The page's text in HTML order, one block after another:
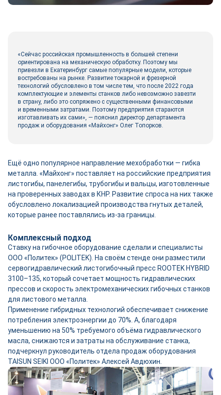
«Сейчас российская промышленность в большей степени
ориентирована на механическую обработку. Поэтому мы
привезли в Екатеринбург самые популярные модели, которые
востребованы на рынке. Развитие токарной и фрезерной
технологий обусловлено в том числе тем, что после 2022 года
комплектующие и элементы станков либо невозможно завезти
в страну, либо это сопряжено с существенными финансовыми
и временными затратами. Поэтому предприятия стараются
изготавливать их сами», — пояснил директор департамента
продаж и оборудования «Майхонг» Олег Топорков.
Ещё одно популярное направление мехобработки — гибка
металла. «Майхонг» поставляет на российские предприятия
листогибы, панелегибы, трубогибы и вальцы, изготовленные
на проверенных заводах в КНР. Развитие спроса на них также
обусловлено локализацией производства гнутых деталей,
которые ранее поставлялись из-за границы.
Комплексный подход
Ставку на гибочное оборудование сделали и специалисты
ООО «Политек» (POLITEK). На своём стенде они разместили
сервогидравлический листогибочный пресс ROOTEK HYBRID
3100–135, который сочетает мощность гидравлических
прессов и скорость электромеханических гибочных станков
для листового металла.
Применение гибридных технологий обеспечивает снижение
потребления электроэнергии до 70%. А, благодаря
уменьшению на 50% требуемого объёма гидравлического
масла, снижаются и затраты на обслуживание станка,
подчеркнул руководитель отдела продаж оборудования
TAISUN SEIKI ООО «Политек» Алексей Авдюхин.